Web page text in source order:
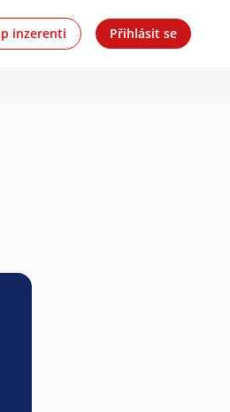
inzerenti Přihlásit se